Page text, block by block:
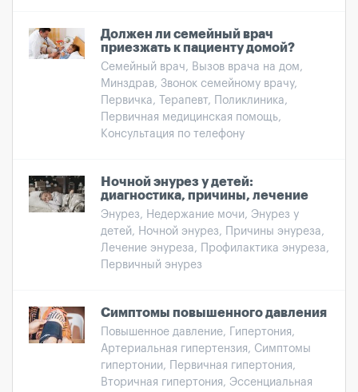
Должен ли семейный врач
приезжать к пациенту домой?
Семейный врач, Вызов врача на дом,
Минздрав, Звонок семейному врачу,
Первичка, Терапевт, Поликлиника,
Первичная медицинская помощь,
Консультация по телефону
Ночной энурез у детей:
диагностика, причины, лечение
Энурез, Недержание мочи, Энурез у
детей, Ночной энурез, Причины энуреза,
Лечение энуреза, Профилактика энуреза,
Первичный энурез
Симптомы повышенного давления
Повышенное давление, Гипертония,
Артериальная гипертензия, Симптомы
гипертонии, Первичная гипертония,
Вторичная гипертония, Эссенциальная